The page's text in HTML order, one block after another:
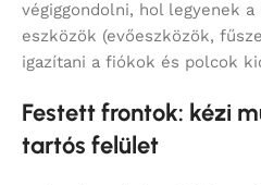
végiggondolni, hol legyenek
eszközök (evőeszközök,
igazítani a fiókok és polcok
Festett frontok: kézi
tartós felület